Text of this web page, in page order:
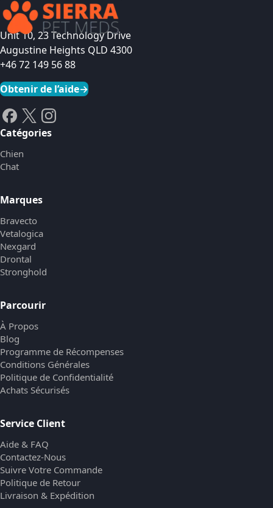
Unit 10, 23 Technology Drive
Augustine Heights QLD 4300
+46 72 149 56 88
Obtenir de l’aide→
Catégories
Chien
Chat
Marques
Bravecto
Vetalogica
Nexgard
Drontal
Stronghold
Parcourir
À Propos
Blog
Programme de Récompenses
Conditions Générales
Politique de Confidentialité
Achats Sécurisés
Service Client
Aide & FAQ
Contactez-Nous
Suivre Votre Commande
Politique de Retour
Livraison & Expédition